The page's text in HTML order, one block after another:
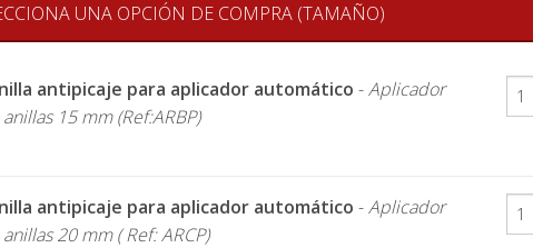
UNA OPCIÓN DE COMPRA (TAMAÑO)
antipicaje para aplicador automático -Aplicador
15 mm (Ref:ARBP)
antipicaje para aplicador automático -Aplicador
20 mm ( Ref: ARCP)